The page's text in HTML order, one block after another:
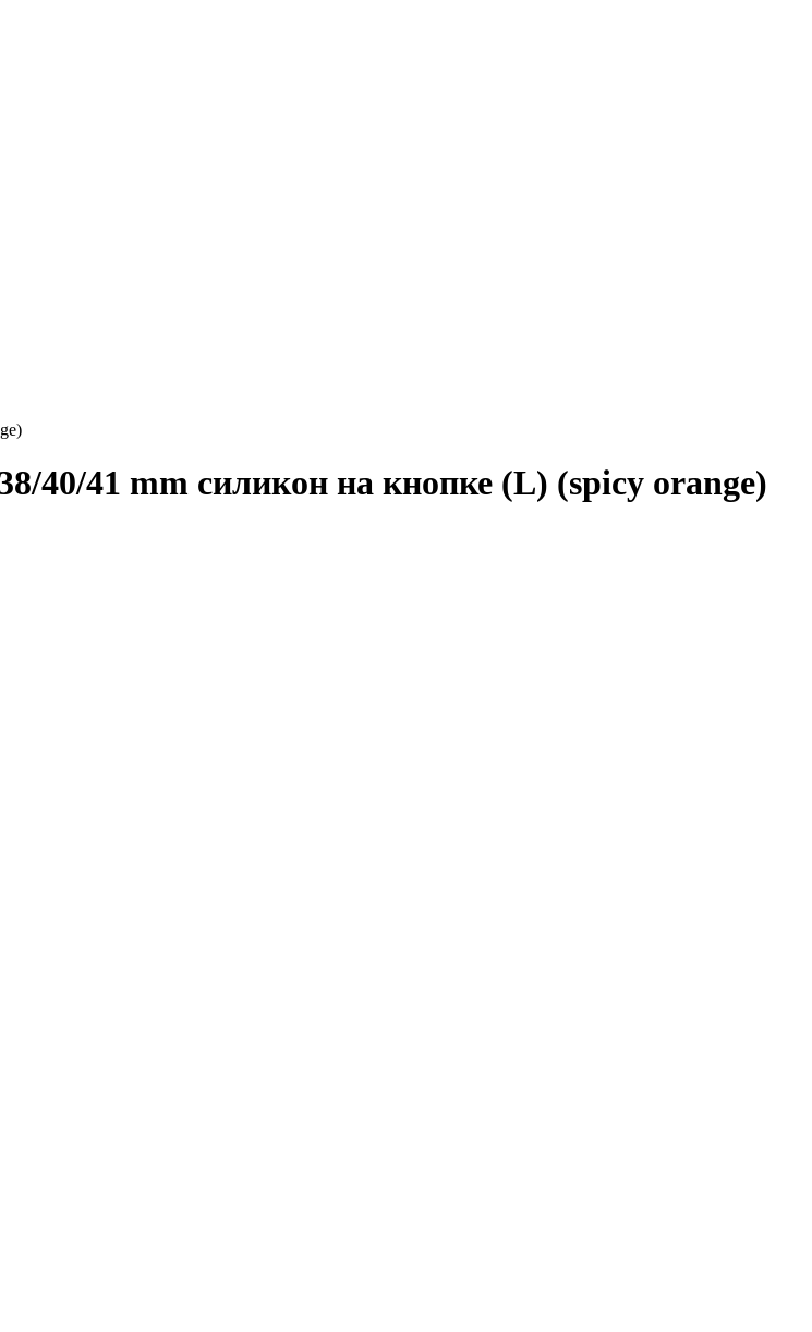
40/41 mm силикон на кнопке (L) (spicy orange)